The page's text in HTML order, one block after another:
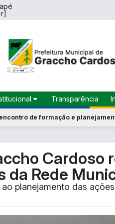
Gabinete do
Prefeito
Organizacional
Organograma
Índice
Transparência
de formação e
Cardoso
Rede
planejamento das